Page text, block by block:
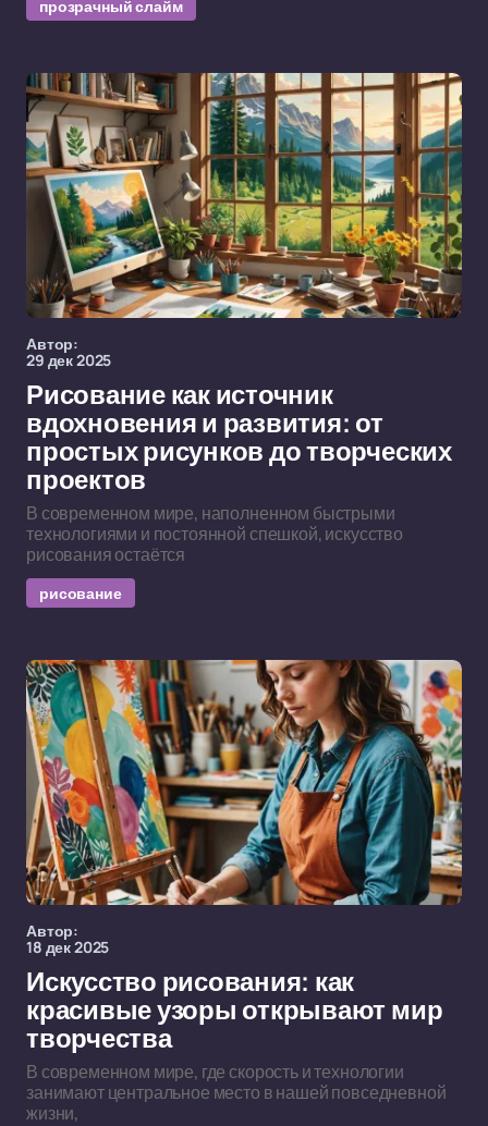
прозрачный слайм
Автор:
29 дек 2025
Рисование как источник
вдохновения и развития: от
простых рисунков до творческих
проектов
В современном мире, наполненном быстрыми
технологиями и постоянной спешкой, искусство
рисования остаётся
рисование
Автор:
18 дек 2025
Искусство рисования: как
красивые узоры открывают мир
творчества
В современном мире, где скорость и технологии
занимают центральное место в нашей повседневной
жизни,